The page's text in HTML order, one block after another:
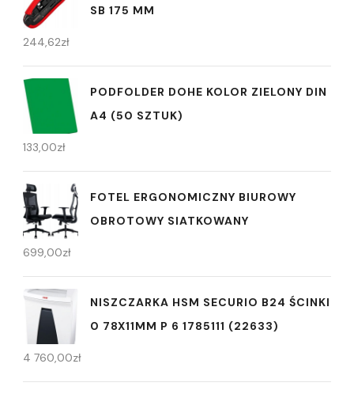
SB 175 MM
244,62zł
PODFOLDER DOHE KOLOR ZIELONY DIN
A4 (50 SZTUK)
133,00zł
FOTEL ERGONOMICZNY BIUROWY
OBROTOWY SIATKOWANY
699,00zł
NISZCZARKA HSM SECURIO B24 ŚCINKI
0 78X11MM P 6 1785111 (22633)
4 760,00zł